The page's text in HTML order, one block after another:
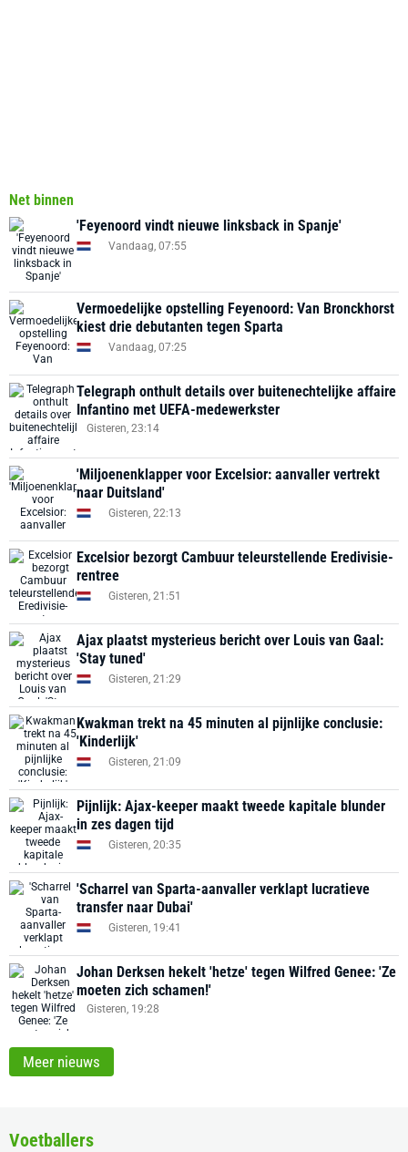
Net binnen
'Feyenoord vindt nieuwe linksback in Spanje'
Vandaag, 07:55
Vermoedelijke opstelling Feyenoord: Van Bronckhorst
kiest drie debutanten tegen Sparta
Vandaag, 07:25
Telegraph onthult details over buitenechtelijke affaire
Infantino met UEFA-medewerkster
Gisteren, 23:14
'Miljoenenklapper voor Excelsior: aanvaller vertrekt
naar Duitsland'
Gisteren, 22:13
Excelsior bezorgt Cambuur teleurstellende Eredivisie-
rentree
Gisteren, 21:51
Ajax plaatst mysterieus bericht over Louis van Gaal:
'Stay tuned'
Gisteren, 21:29
Kwakman trekt na 45 minuten al pijnlijke conclusie:
'Kinderlijk'
Gisteren, 21:09
Pijnlijk: Ajax-keeper maakt tweede kapitale blunder
in zes dagen tijd
Gisteren, 20:35
'Scharrel van Sparta-aanvaller verklapt lucratieve
transfer naar Dubai'
Gisteren, 19:41
Johan Derksen hekelt 'hetze' tegen Wilfred Genee: 'Ze
moeten zich schamen!'
Gisteren, 19:28
Meer nieuws
Voetballers